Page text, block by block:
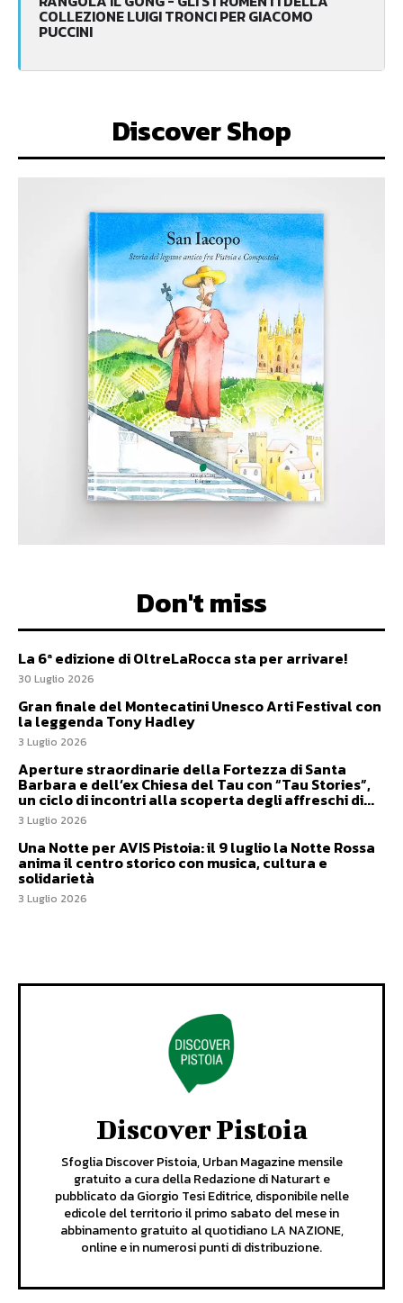
COLLEZIONE LUIGI TRONCI PER GIACOMO
PUCCINI
Discover Shop
Don't miss
La 6ª edizione di OltreLaRocca sta per arrivare!
30 Luglio 2026
Gran finale del Montecatini Unesco Arti Festival con
la leggenda Tony Hadley
3 Luglio 2026
Aperture straordinarie della Fortezza di Santa
Barbara e dell’ex Chiesa del Tau con “Tau Stories”,
un ciclo di incontri alla scoperta degli affreschi di...
3 Luglio 2026
Una Notte per AVIS Pistoia: il 9 luglio la Notte Rossa
anima il centro storico con musica, cultura e
solidarietà
3 Luglio 2026
Discover Pistoia
Sfoglia Discover Pistoia, Urban Magazine mensile
gratuito a cura della Redazione di Naturart e
pubblicato da Giorgio Tesi Editrice, disponibile nelle
edicole del territorio il primo sabato del mese in
abbinamento gratuito al quotidiano LA NAZIONE,
online e in numerosi punti di distribuzione.